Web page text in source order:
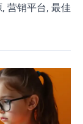
营销平台, 最佳